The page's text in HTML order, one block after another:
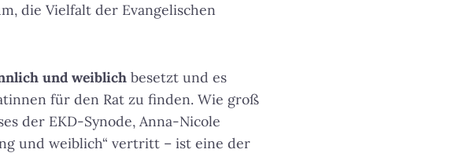
die Vielfalt der Evangelischen
und weiblich besetzt und es
für den Rat zu finden. Wie groß
der EKD-Synode, Anna-Nicole
und weiblich“ vertritt – ist eine der